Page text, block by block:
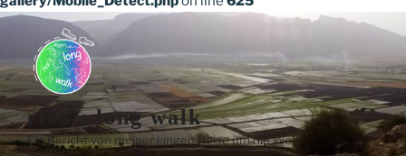
Zum
springen
rico's long walk
Ein Bericht von meiner langen Reise um die Welt